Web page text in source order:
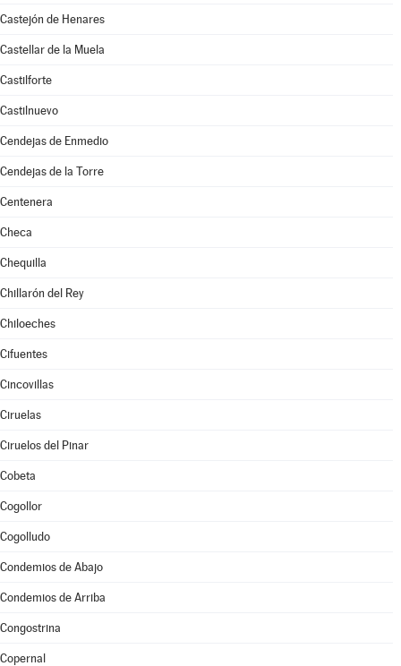
Castejón de Henares
Castellar de la Muela
Castilforte
Castilnuevo
Cendejas de Enmedio
Cendejas de la Torre
Centenera
Checa
Chequilla
Chillarón del Rey
Chiloeches
Cifuentes
Cincovillas
Ciruelas
Ciruelos del Pinar
Cobeta
Cogollor
Cogolludo
Condemios de Abajo
Condemios de Arriba
Congostrina
Copernal